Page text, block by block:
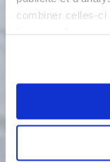
combiner celles-
1